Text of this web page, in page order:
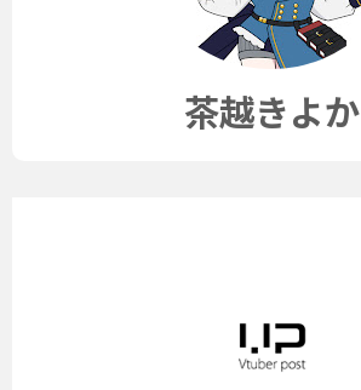
茶越きよか